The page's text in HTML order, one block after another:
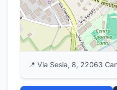
📍 Via Sesia, 8, 22063